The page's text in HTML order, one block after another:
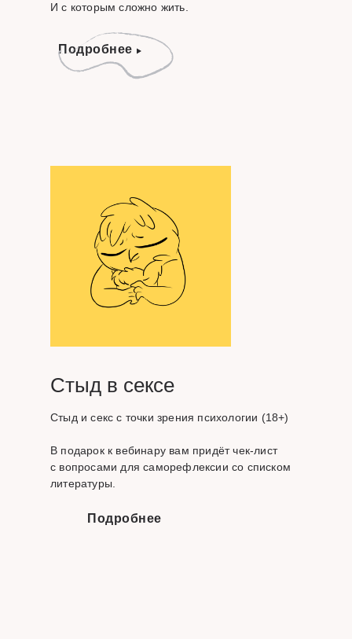
И с которым сложно жить.
Подробнее
Стыд в сексе
Стыд и секс с точки зрения психологии (18+)
В подарок к вебинару вам придёт чек-лист
с вопросами для саморефлексии со списком
литературы.
Подробнее